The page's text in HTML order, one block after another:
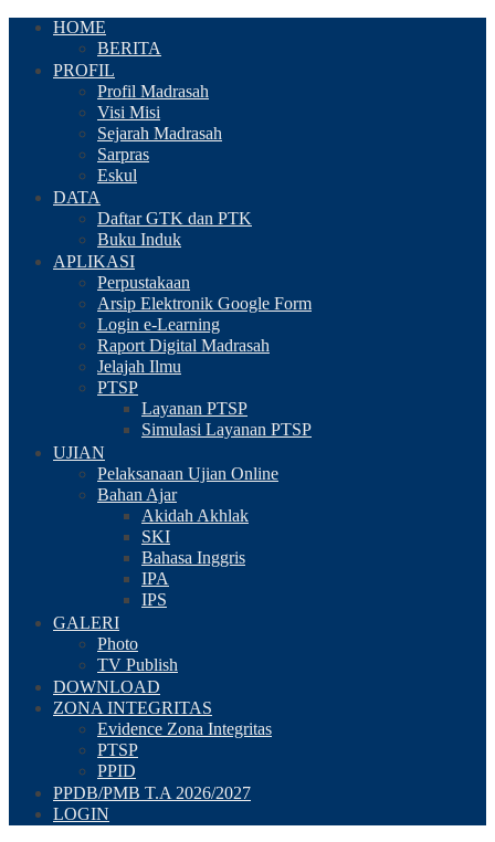
HOME
BERITA
PROFIL
Profil Madrasah
Visi Misi
Sejarah Madrasah
Sarpras
Eskul
DATA
Daftar GTK dan PTK
Buku Induk
APLIKASI
Perpustakaan
Arsip Elektronik Google Form
Login e-Learning
Raport Digital Madrasah
Jelajah Ilmu
PTSP
Layanan PTSP
Simulasi Layanan PTSP
UJIAN
Pelaksanaan Ujian Online
Bahan Ajar
Akidah Akhlak
SKI
Bahasa Inggris
IPA
IPS
GALERI
Photo
TV Publish
DOWNLOAD
ZONA INTEGRITAS
Evidence Zona Integritas
PTSP
PPID
PPDB/PMB T.A 2026/2027
LOGIN